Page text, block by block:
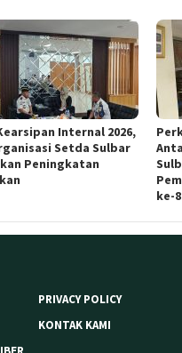
Internal 2026,
Setda Sulbar
Peningkatan
ke-
PRIVACY POLICY
KONTAK KAMI